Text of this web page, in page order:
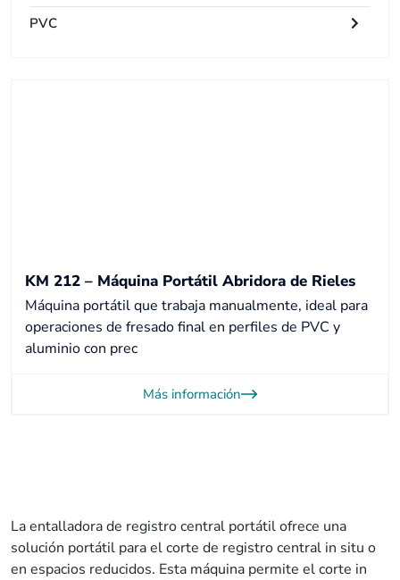
PVC
KM 212 – Máquina Portátil Abridora de Rieles
Máquina portátil que trabaja manualmente, ideal para
operaciones de fresado final en perfiles de PVC y
aluminio con prec
Más información
La entalladora de registro central portátil ofrece una
solución portátil para el corte de registro central in situ o
en espacios reducidos. Esta máquina permite el corte in